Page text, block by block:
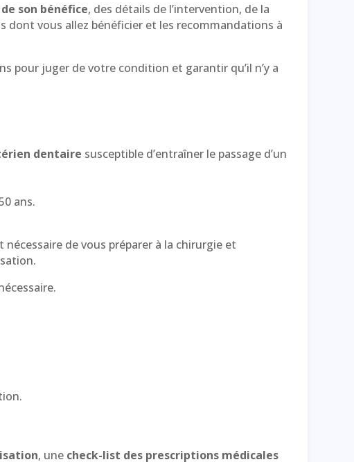
son bénéfice, des détails de l’intervention, de la
dont vous allez bénéficier et les recommandations à
pour juger de votre condition et garantir qu’il n’y a
dentaire susceptible d’entraîner le passage d’un
ans.
de vous préparer à la chirurgie et
, une check-list des prescriptions médicales